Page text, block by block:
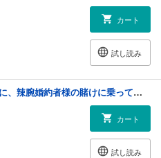
カート
試し読み
弱気MAX令嬢なのに、辣腕婚約者様の賭けに乗ってしまった ３
カート
試し読み